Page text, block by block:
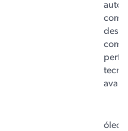
com
com
óleo